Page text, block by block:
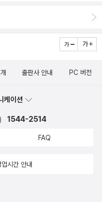
고그녀의 변신은 또 다시 시
어떤 의미를 가질까? 책이E화
라기보다는 종이책을 더욱 찬
저자 자신의 책 읽기에 대해
. 이 책은 익명의 네티즌이 아
. 과연 어떤 내용일지 궁금하
의 두 번째 언어나 다름없는
, 마침내는 자신을, 그리고 타인
똑같은 제목의 책을 산 적이 있
같은 걸까?이표지는 아니였는
리가 깨질 것 같이 아픈데, 하
고 있었더랬다. 점심 지나 농장
없지요? 묻자, 이부프로펜
예~한 알만 드세요. 네.약국
인물을 등장시켜 그들의 활
고 있다.도판이 짱 멋있죠! 전
좀 좋아하는데요,사부다의<미
잠시 관심 놓고 있었는데, 이
우체국에서 근무하는 크리스티
망적인 나날을 보내던 이 노처
휴양지에서 크리스티네의
변신하여 행복에 취한 크리
출판사 안내 PC 버전
케이션
1544-2514
FAQ
시간 안내